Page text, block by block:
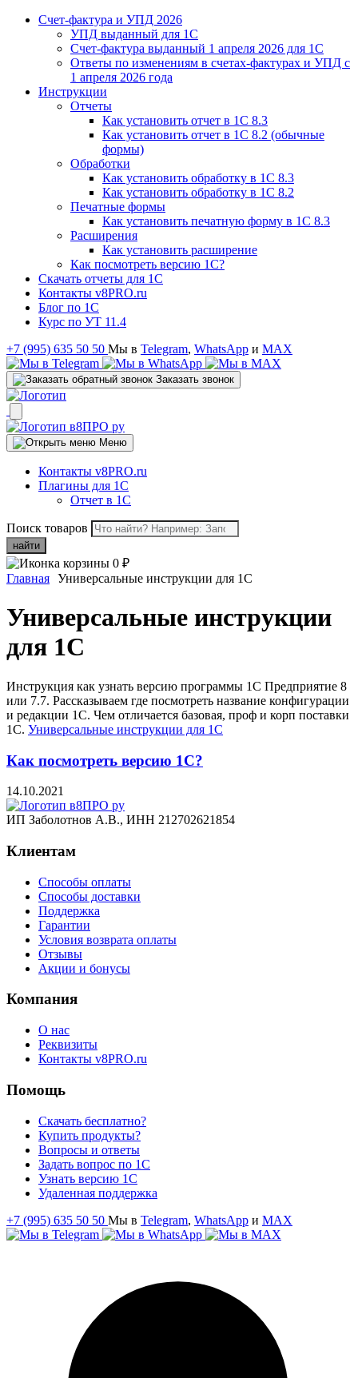
Счет-фактура и УПД 2026
УПД выданный для 1C
Счет-фактура выданный 1 апреля 2026 для 1C
Ответы по изменениям в счетах-фактурах и УПД с
1 апреля 2026 года
Инструкции
Отчеты
Как установить отчет в 1С 8.3
Как установить отчет в 1С 8.2 (обычные
формы)
Обработки
Как установить обработку в 1С 8.3
Как установить обработку в 1С 8.2
Печатные формы
Как установить печатную форму в 1С 8.3
Расширения
Как установить расширение
Как посмотреть версию 1С?
Скачать отчеты для 1С
Контакты v8PRO.ru
Блог по 1С
Курс по УТ 11.4
+7 (995) 635 50 50 Мы в Telegram, WhatsApp и MAX
Заказать звонок
Меню
Контакты v8PRO.ru
Плагины для 1С
Отчет в 1С
Поиск товаров
найти
0 ₽
Главная Универсальные инструкции для 1С
Универсальные инструкции
для 1С
Инструкция как узнать версию программы 1С Предприятие 8
или 7.7. Рассказываем где посмотреть название конфигурации
и редакции 1C. Чем отличается базовая, проф и корп поставки
1C. Универсальные инструкции для 1С
Как посмотреть версию 1С?
14.10.2021
ИП Заболотнов А.В., ИНН 212702621854
Клиентам
Способы оплаты
Способы доставки
Поддержка
Гарантии
Условия возврата оплаты
Отзывы
Акции и бонусы
Компания
О нас
Реквизиты
Контакты v8PRO.ru
Помощь
Скачать бесплатно?
Купить продукты?
Вопросы и ответы
Задать вопрос по 1С
Узнать версию 1С
Удаленная поддержка
+7 (995) 635 50 50 Мы в Telegram, WhatsApp и MAX